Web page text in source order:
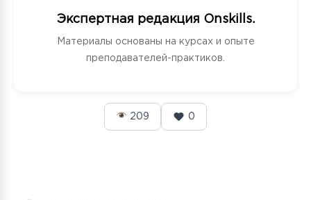
Экспертная редакция Onskills.
Материалы основаны на курсах и опыте
преподавателей-практиков.
209 0